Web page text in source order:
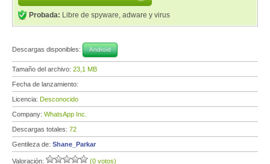
Probada: Libre de spyware, adware y virus
Descargas disponibles: Android
Tamaño del archivo: 23,1 MB
Fecha de lanzamiento:
Licencia: Desconocido
Company: WhatsApp Inc.
Descargas totales: 72
Gentileza de: Shane_Parkar
Valoración: (0 votos)